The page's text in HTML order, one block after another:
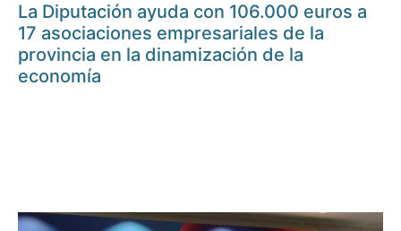
La Diputación ayuda con 106.000 euros a
17 asociaciones empresariales de la
provincia en la dinamización de la
economía